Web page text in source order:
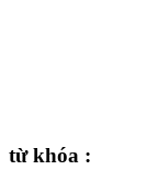
từ khóa :